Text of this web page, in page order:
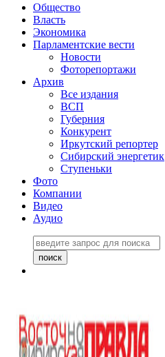
Общество
Власть
Экономика
Парламентские вести
Новости
Фоторепортажи
Архив
Все издания
ВСП
Губерния
Конкурент
Иркутский репортер
Сибирский энергетик
Ступеньки
Фото
Компании
Видео
Аудио